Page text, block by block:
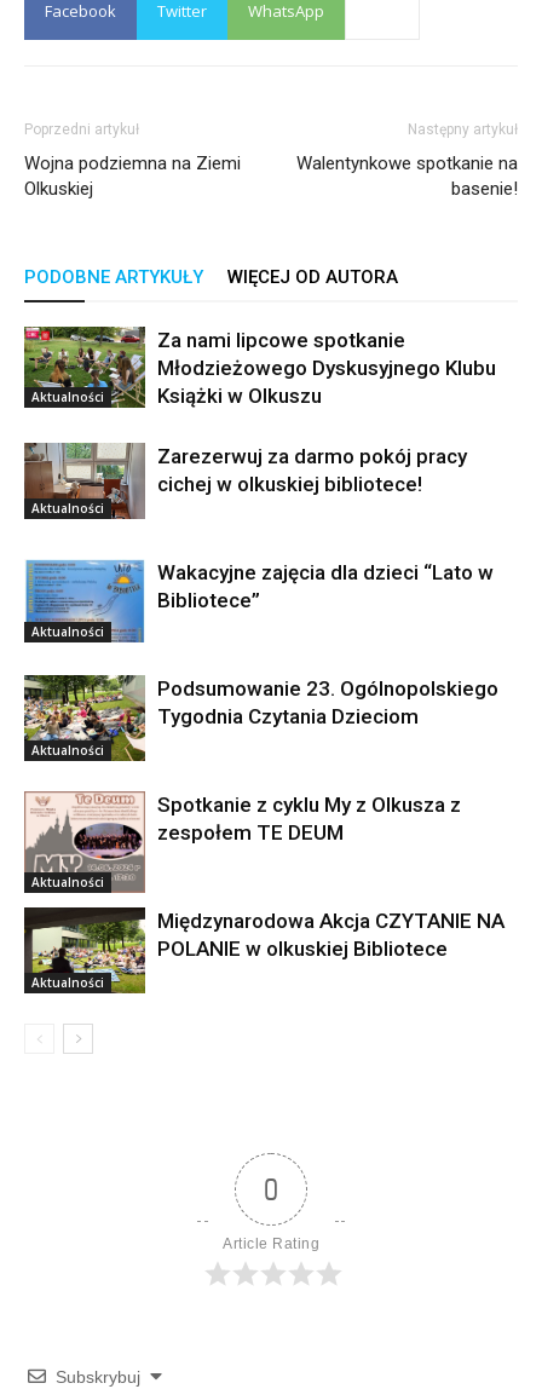
Facebook Twitter WhatsApp
Poprzedni artykuł
Wojna podziemna na Ziemi
Olkuskiej
Następny artykuł
Walentynkowe spotkanie na
basenie!
PODOBNE ARTYKUŁY WIĘCEJ OD AUTORA
Aktualności
Za nami lipcowe spotkanie
Młodzieżowego Dyskusyjnego Klubu
Książki w Olkuszu
Aktualności
Zarezerwuj za darmo pokój pracy
cichej w olkuskiej bibliotece!
Aktualności
Wakacyjne zajęcia dla dzieci “Lato w
Bibliotece”
Aktualności
Podsumowanie 23. Ogólnopolskiego
Tygodnia Czytania Dzieciom
Aktualności
Spotkanie z cyklu My z Olkusza z
zespołem TE DEUM
Aktualności
Międzynarodowa Akcja CZYTANIE NA
POLANIE w olkuskiej Bibliotece
0
Article Rating
Subskrybuj